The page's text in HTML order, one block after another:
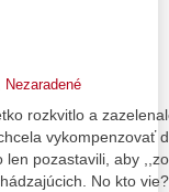
Nezaradené
rozkvitlo a
vykompenzovať
pozastavili, aby
No kto